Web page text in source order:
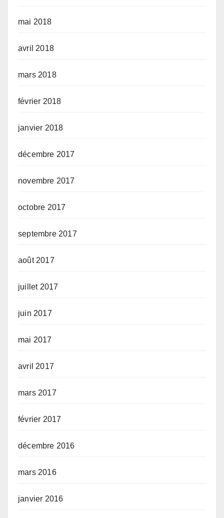
mai 2018
avril 2018
mars 2018
février 2018
janvier 2018
décembre 2017
novembre 2017
octobre 2017
septembre 2017
août 2017
juillet 2017
juin 2017
mai 2017
avril 2017
mars 2017
février 2017
décembre 2016
mars 2016
janvier 2016